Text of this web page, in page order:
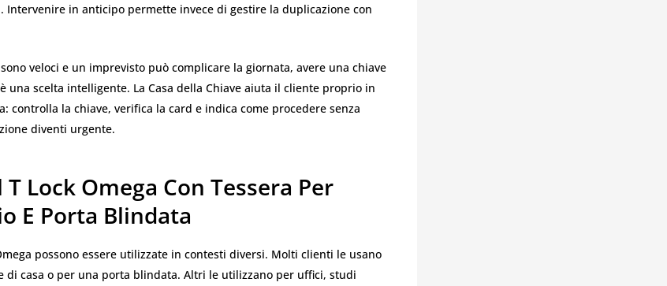
Intervenire in anticipo permette invece di gestire la duplicazione con
veloci e un imprevisto può complicare la giornata, avere una chiave
una scelta intelligente. La Casa della Chiave aiuta il cliente proprio in
controlla la chiave, verifica la card e indica come procedere senza
diventi urgente.
Lock Omega Con Tessera Per
E Porta Blindata
possono essere utilizzate in contesti diversi. Molti clienti le usano
di casa o per una porta blindata. Altri le utilizzano per uffici, studi